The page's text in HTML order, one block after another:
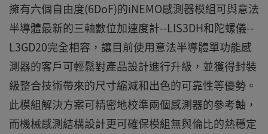
擁有六個自由度(6DoF)的iNEMO感測器模組可與意法
半導體最新的三軸數位加速度計--LIS3DH和陀螺儀--
L3GD20完全相容，讓目前使用意法半導體單功能感
測器的客戶可輕鬆對產品設計進行升級，並獲得封裝
級整合技術帶來的尺寸縮減和出色的可靠性等優勢。
此模組解決方案可精密地校準兩個感測器的參考軸，
而機械感測結構設計更可確保模組無與倫比的熱穩定